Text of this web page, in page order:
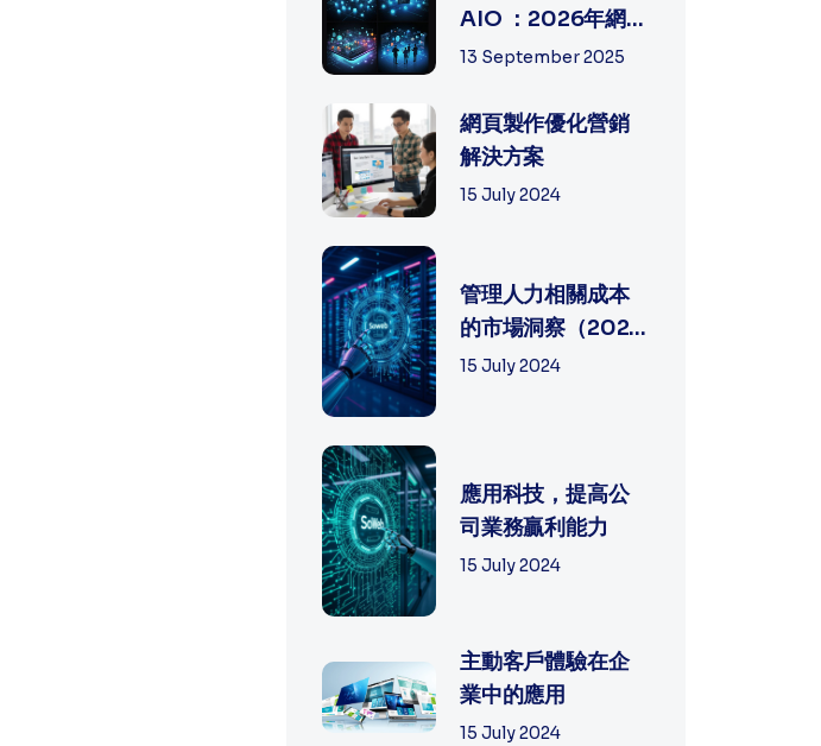
AIO ：2026年網絡
營銷（Digital
策...
13 September 2025
網頁製作優化營銷
解決方案
15 July 2024
管理人力相關成本
的市場洞察（2025
年）
15 July 2024
應用科技，提高公
司業務贏利能力
15 July 2024
主動客戶體驗在企
業中的應用
15 July 2024